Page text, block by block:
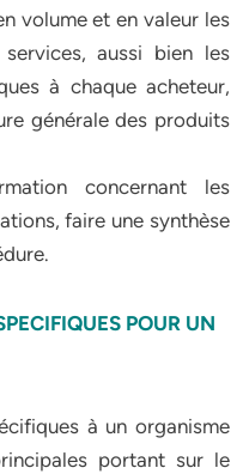
volume et en valeur les
aussi bien les
à chaque acheteur,
générale des produits
concernant les
faire une synthèse
POUR UN
à un organisme
portant sur le